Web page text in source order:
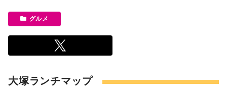
グルメ
大塚ランチマップ